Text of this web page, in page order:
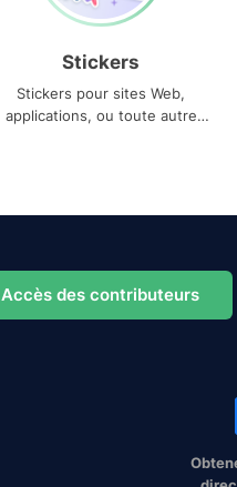
Stickers
Stickers pour sites Web,
applications, ou toute autre
Accès des contributeurs